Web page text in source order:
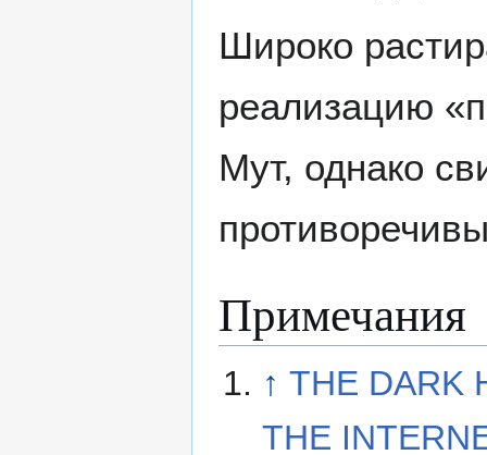
Широко
реализацию
Мут, однако
Примечания
↑ THE DARK
THE